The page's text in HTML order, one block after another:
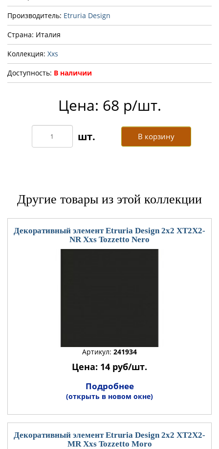
Производитель: Etruria Design
Страна: Италия
Коллекция: Xxs
Доступность: В наличии
Цена: 68 р/шт.
В корзину
Другие товары из этой коллекции
Декоративный элемент Etruria Design 2x2 XT2X2-
NR Xxs Tozzetto Nero
Артикул: 241934
Цена: 14 руб/шт.
Подробнее
(открыть в новом окне)
Декоративный элемент Etruria Design 2x2 XT2X2-
MR Xxs Tozzetto Moro